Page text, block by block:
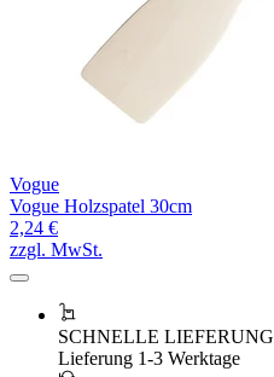
Vogue
Vogue Holzspatel 30cm
2,24 €
zzgl. MwSt.
SCHNELLE LIEFERUNG
Lieferung 1-3 Werktage